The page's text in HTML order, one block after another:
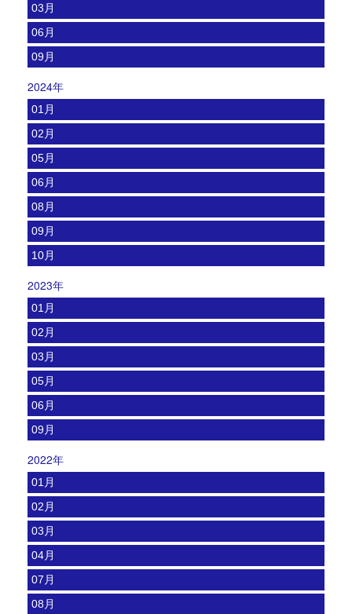
03月
06月
09月
2024年
01月
02月
05月
06月
08月
09月
10月
2023年
01月
02月
03月
05月
06月
09月
2022年
01月
02月
03月
04月
07月
08月